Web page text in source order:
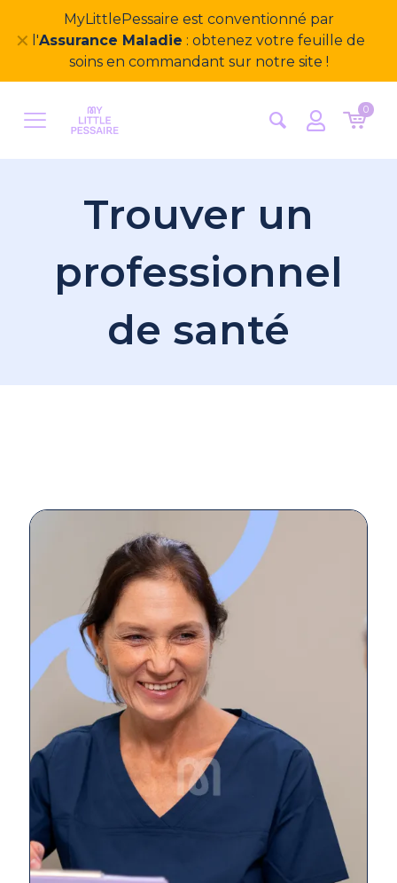
Bienvenue sur notre nouveau site
MyLittlePessaire ! Nous avons hâte d'avoir vos
retours
✕
0
Trouver un
professionnel
de santé